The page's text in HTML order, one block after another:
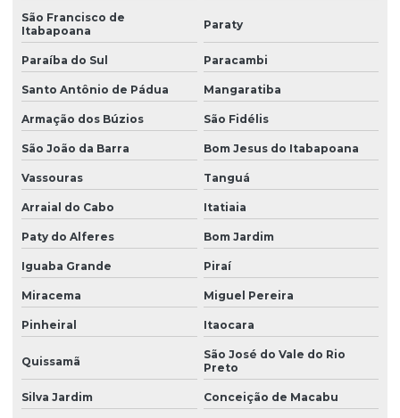
Manutenção ponte rolante santa catarina
Manutenção ponte rolante swf
Manutenção preventiva de ponte rolante em am
Manutenção preventiva ponte rolante araquari
Manutenção preventiva ponte rolante caxias do sul
Manutenção preventiva ponte rolante curitiba
Manutenção preventiva ponte rolante itajaí
Manutenção preventiva ponte rolante jaraguá do sul
Manutenção preventiva ponte rolante joinville
Manutenção preventiva de ponte rolante em mg
Manutenção preventiva ponte rolante rio do sul
Manutenção preventiva de ponte rolante em rs
São Francisco de
Itabapoana
Paraty
Paraíba do Sul Paracambi
Santo Antônio de Pádua Mangaratiba
Armação dos Búzios São Fidélis
São João da Barra Bom Jesus do Itabapoana
Vassouras Tanguá
Arraial do Cabo Itatiaia
Paty do Alferes Bom Jardim
Iguaba Grande Piraí
Miracema Miguel Pereira
Pinheiral Itaocara
Quissamã
São José do Vale do Rio
Preto
Silva Jardim Conceição de Macabu